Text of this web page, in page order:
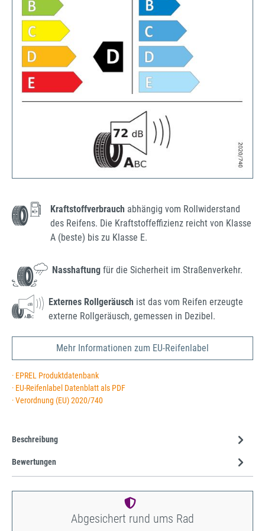
Kraftstoffverbrauch abhängig vom Rollwiderstand
des Reifens. Die Kraftstoffeffizienz reicht von Klasse
A (beste) bis zu Klasse E.
Nasshaftung für die Sicherheit im Straßenverkehr.
Externes Rollgeräusch ist das vom Reifen erzeugte
externe Rollgeräusch, gemessen in Dezibel.
Mehr Informationen zum EU-Reifenlabel
· EPREL Produktdatenbank
· EU-Reifenlabel Datenblatt als PDF
· Verordnung (EU) 2020/740
Beschreibung
Bewertungen
Abgesichert rund ums Rad